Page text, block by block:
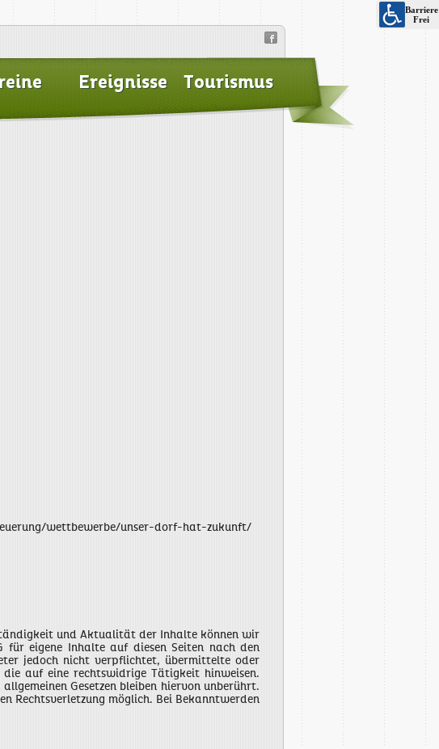
Ereignisse Tourismus
wettbewerbe/unser-dorf-hat-zukunft/
und Aktualität der Inhalte können wir
für eigene Inhalte auf diesen Seiten nach den
jedoch nicht verpflichtet, übermittelte oder
die auf eine rechtswidrige Tätigkeit hinweisen.
Gesetzen bleiben hiervon unberührt.
Rechtsverletzung möglich. Bei Bekanntwerden